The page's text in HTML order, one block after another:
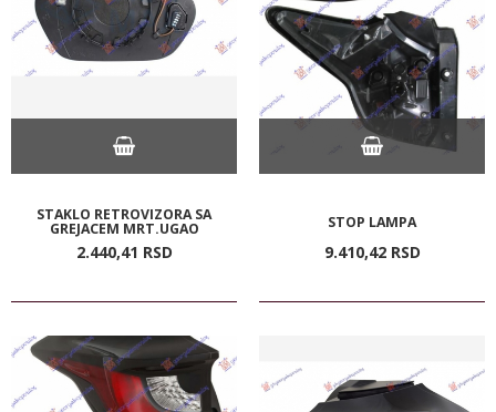
STAKLO RETROVIZORA SA
GREJACEM MRT.UGAO
2.440,41 RSD
STOP LAMPA
9.410,42 RSD